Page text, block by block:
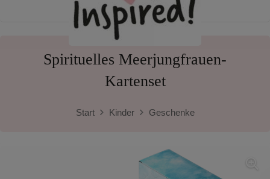
Spirituelles Meerjungfrauen-
Kartenset
Start Kinder Geschenke